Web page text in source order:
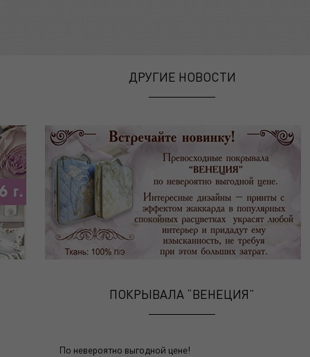
ДРУГИЕ НОВОСТИ
ПОКРЫВАЛА “ВЕНЕЦИЯ”
По невероятно выгодной цене!